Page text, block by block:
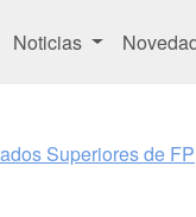
Noticias
Superiores de FP